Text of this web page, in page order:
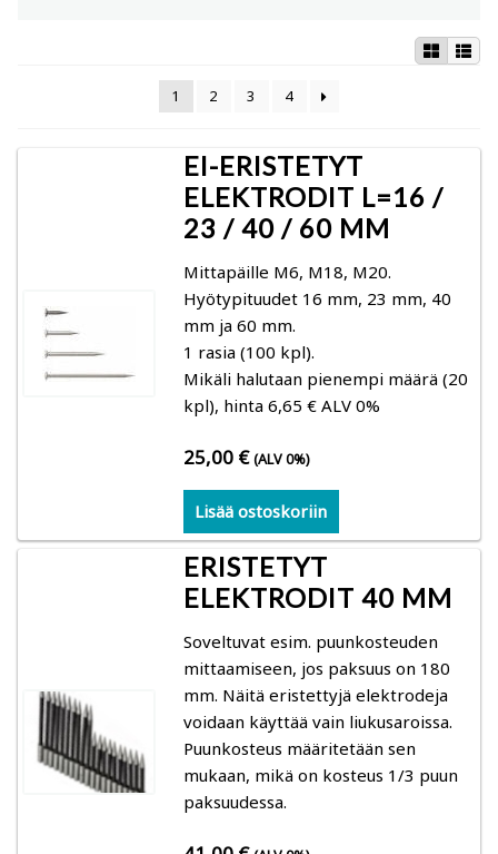
Logca Atso: kuivan lastun, hakkeen, purun ja
Schaller: hake, turve, heinä
Kosteusmittarit ja kosteuskartoittimet kuntoarviot
Gann: Kosteusmittarit rakenteiden, lämpötilan,
ilman ja puukosteuden mittaukseen
Trotec: kosteusmittarit, lämpökamerat,
Logca Atso: LOG Moisture kosteuskartoitus
Merlin: Kosteusmittarit rakenteiden ja
ilmankosteuden mittaaminen (betoni- ja
Schaller: kosteusmittarit, suhteellinen kosteus,
loggerit
Kosteusmittarit puu ja puiset rakenteet
Gann: kosteudenmittarit sahalle, höyläämölle,
liimapuurakenteille, ikkuna- ja ovitehtaille
Tehoraksa rakennustarvikkeet
Koneet ja laitteet
Ota yhteyttä
1 2 3 4
EI-ERISTETYT
ELEKTRODIT L=16 /
23 / 40 / 60 MM
Mittapäille M6, M18, M20.
Hyötypituudet 16 mm, 23 mm, 40
mm ja 60 mm.
1 rasia (100 kpl).
Mikäli halutaan pienempi määrä (20
kpl), hinta 6,65 € ALV 0%
25,00 € (ALV 0%)
Lisää ostoskoriin
ERISTETYT
ELEKTRODIT 40 MM
Soveltuvat esim. puunkosteuden
mittaamiseen, jos paksuus on 180
mm. Näitä eristettyjä elektrodeja
voidaan käyttää vain liukusaroissa.
Puunkosteus määritetään sen
mukaan, mikä on kosteus 1/3 puun
paksuudessa.